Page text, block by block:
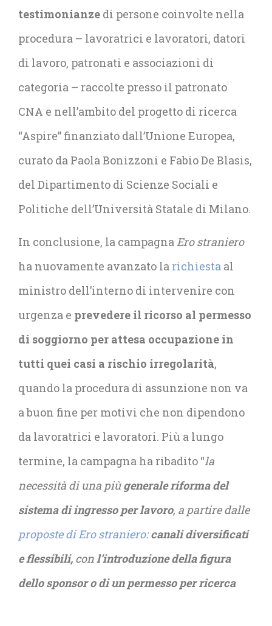
testimonianze di persone coinvolte nella
procedura – lavoratrici e lavoratori, datori
di lavoro, patronati e associazioni di
categoria – raccolte presso il patronato
CNA e nell’ambito del progetto di ricerca
“Aspire” finanziato dall’Unione Europea,
curato da Paola Bonizzoni e Fabio De Blasis,
del Dipartimento di Scienze Sociali e
Politiche dell’Università Statale di Milano.
In conclusione, la campagna Ero straniero
ha nuovamente avanzato la richiesta al
ministro dell’interno di intervenire con
urgenza e prevedere il ricorso al permesso
di soggiorno per attesa occupazione in
tutti quei casi a rischio irregolarità,
quando la procedura di assunzione non va
a buon fine per motivi che non dipendono
da lavoratrici e lavoratori. Più a lungo
termine, la campagna ha ribadito “la
necessità di una piùgenerale riforma del
sistema di ingresso per lavoro, a partire dalle
proposte di Ero straniero:canali diversificati
e flessibili, conl’introduzione della figura
dello sponsor o di un permesso per ricerca